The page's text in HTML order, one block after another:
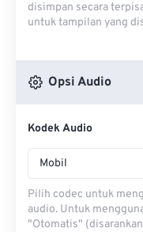
disimpan secara
untuk tampilan yang
Opsi Audio
Kodek Audio
Mobil
Pilih codec untuk
audio. Untuk
"Otomatis"